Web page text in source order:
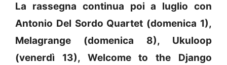
La rassegna continua poi a luglio con
Antonio Del Sordo Quartet (domenica 1),
Melagrange (domenica 8), Ukuloop
(venerdì 13), Welcome to the Django